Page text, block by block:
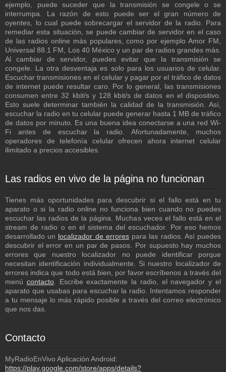
ejemplo, puede suceder que la transmisión se congele o se
interrumpa. La razón de esto puede ser el gran número de
oyentes, lo cual puede sobrecargar el servidor de la radio. Para
remediar esta situación, se puede cambiar de servidor en el caso
de las radios online más populares, como por ejemplo Amor FM,
Universal 88.1 FM, Los 40 México y un par de radios grandes más.
Al cambiar de servidor, puedes evitar que la transmisión se
congele. La otra desventaja es solo para los usuarios de celular.
Escuchar transmisiones en el celular y pagar por el tráfico de datos
de internet puede resultar caro. Por lo general, las transmisiones
consumen entre 32 kbit/s y 128 kbit/s de datos en el dispositivo.
Esto suele determinar también la calidad de la transmisión. Así,
escuchar la radio en tu celular puede generar hasta 1 MB de tráfico
de datos por minuto. Es una buena idea conectarse a una red Wi-
Fi antes de escuchar la radio. Afortunadamente, muchos
operadores de telefonía celular ofrecen ahora internet celular
ilimitado a precios accesibles.
Las radios en vivo de la página no funcionan
Tienes más oportunidades para descubrir si el fallo está en tu
aparato o si la radio online no funciona bien cuando no puedes
escuchar las radios de la página. Muchas veces el fallo está en el
stream de radio o en el sistema del escuchador. Por eso hemos
desarrollado un localizador de errorespara las radios. Así puedes
descubrir el error en un par de pasos. Por supuesto hay muchos
errores que nuestro localizador no puede identificar porque
necesitan identificación individualmente. Si nuestro localizador de
errores indica que todo está bien, por favor escríbenos a través del
menú contacto. Escribe exactamente la radio, el navegador y el
aparato que usabas para escuchar la radio. Intentamos responder
a tu mensaje lo más rápido posible a través del correo electrónico
que nos das.
Contacto
MyRadioEnVivo Aplicación Android:
https://play.google.com/store/apps/details?